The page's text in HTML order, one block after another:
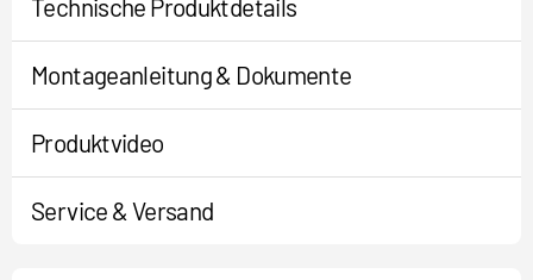
Technische Produktdetails
Montageanleitung & Dokumente
Produktvideo
Service & Versand